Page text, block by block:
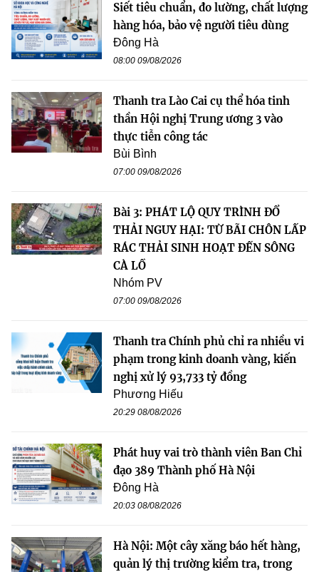
Siết tiêu chuẩn, đo lường, chất lượng
hàng hóa, bảo vệ người tiêu dùng
Đông Hà
08:00 09/08/2026
Thanh tra Lào Cai cụ thể hóa tinh
thần Hội nghị Trung ương 3 vào
thực tiễn công tác
Bùi Bình
07:00 09/08/2026
Bài 3: PHÁT LỘ QUY TRÌNH ĐỔ
THẢI NGUY HẠI: TỪ BÃI CHÔN LẤP
RÁC THẢI SINH HOẠT ĐẾN SÔNG
CÀ LỒ
Nhóm PV
07:00 09/08/2026
Thanh tra Chính phủ chỉ ra nhiều vi
phạm trong kinh doanh vàng, kiến
nghị xử lý 93,733 tỷ đồng
Phương Hiếu
20:29 08/08/2026
Phát huy vai trò thành viên Ban Chỉ
đạo 389 Thành phố Hà Nội
Đông Hà
20:03 08/08/2026
Hà Nội: Một cây xăng báo hết hàng,
quản lý thị trường kiểm tra, trong